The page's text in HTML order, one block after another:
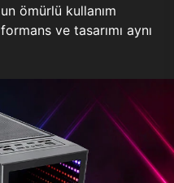
ömürlü kullanım
ve tasarımı aynı